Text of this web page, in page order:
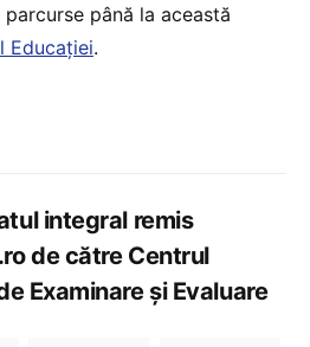
până la această
Educației.
integral remis
de către Centrul
Examinare și Evaluare